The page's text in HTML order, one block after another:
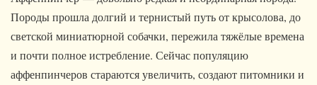
Породы прошла долгий и тернистый путь от крысолова, до
светской миниатюрной собачки, пережила тяжёлые времена
и почти полное истребление. Сейчас популяцию
аффенпинчеров стараются увеличить, создают питомники и